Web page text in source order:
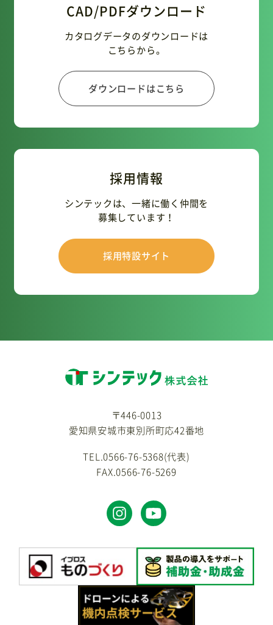
CAD/PDFダウンロード
カタログデータのダウンロードは
こちらから。
ダウンロードはこちら
採用情報
シンテックは、一緒に働く仲間を
募集しています！
採用特設サイト
〒446-0013
愛知県安城市東別所町応42番地
TEL.0566-76-5368(代表)
FAX.0566-76-5269